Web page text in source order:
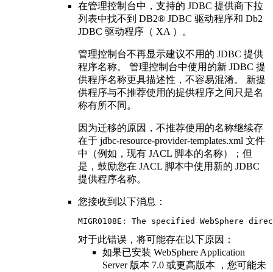
在管理控制台中，支持的 JDBC 提供商下拉
列表中找不到 DB2® JDBC 驱动程序和 Db2
JDBC 驱动程序（ XA ）。
管理控制台不再显示建议不用的 JDBC 提供
程序名称。 管理控制台中使用的新 JDBC 提
供程序名称更具描述性，不容易混淆。 新提
供程序与不推荐使用的提供程序之间只是名
称有所不同。
因为迁移的原因，不推荐使用的名称继续存
在于 jdbc-resource-provider-templates.xml 文件
中（例如，现有 JACL 脚本的名称）；但
是，鼓励您在 JACL 脚本中使用新的 JDBC
提供程序名称。
您接收到以下消息：
MIGR0108E: The specified WebSphere
对于此错误，将可能存在以下原因：
如果已安装 WebSphere Application
Server 版本 7.0 或更高版本 ，您可能未